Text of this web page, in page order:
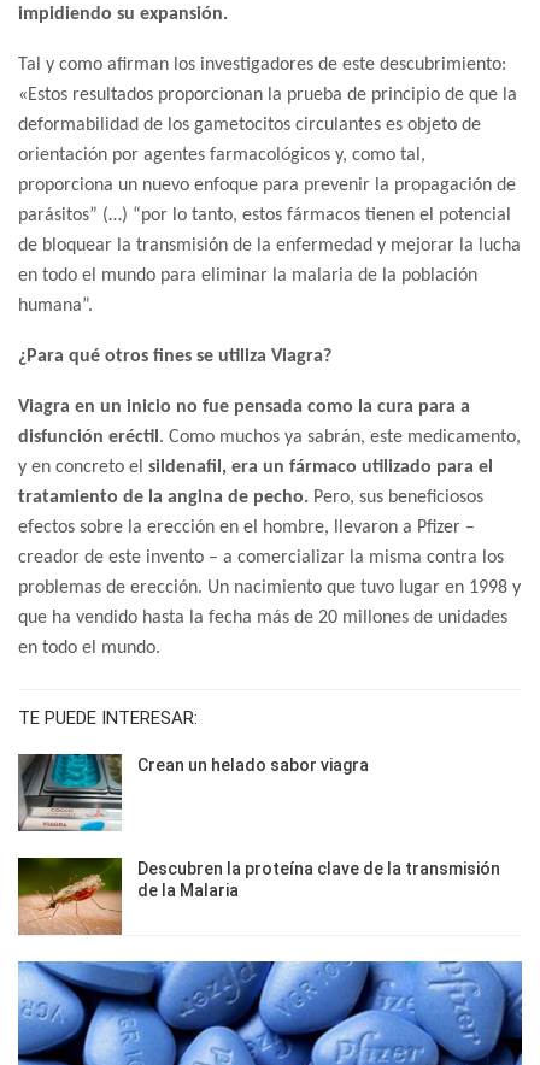
impidiendo su expansión.
Tal y como afirman los investigadores de este descubrimiento:
«Estos resultados proporcionan la prueba de principio de que la
deformabilidad de los gametocitos circulantes es objeto de
orientación por agentes farmacológicos y, como tal,
proporciona un nuevo enfoque para prevenir la propagación de
parásitos” (…) “por lo tanto, estos fármacos tienen el potencial
de bloquear la transmisión de la enfermedad y mejorar la lucha
en todo el mundo para eliminar la malaria de la población
humana”.
¿Para qué otros fines se utiliza Viagra?
Viagra en un inicio no fue pensada como la cura para a
disfunción eréctil. Como muchos ya sabrán, este medicamento,
y en concreto el sildenafil, era un fármaco utilizado para el
tratamiento de la angina de pecho. Pero, sus beneficiosos
efectos sobre la erección en el hombre, llevaron a Pfizer –
creador de este invento – a comercializar la misma contra los
problemas de erección. Un nacimiento que tuvo lugar en 1998 y
que ha vendido hasta la fecha más de 20 millones de unidades
en todo el mundo.
TE PUEDE INTERESAR:
Crean un helado sabor viagra
Descubren la proteína clave de la transmisión
de la Malaria